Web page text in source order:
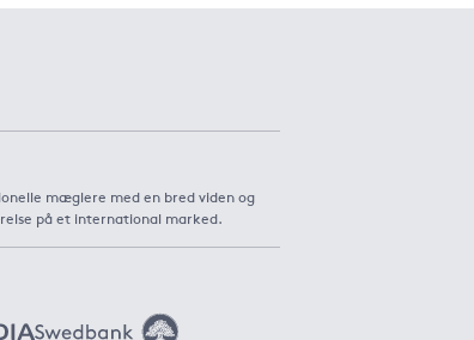
mæglere med en bred viden og
på et international marked.